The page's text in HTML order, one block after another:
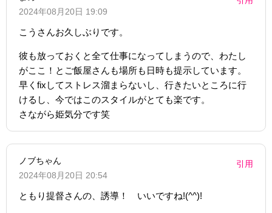
2024年08月20日 19:09
こうさんお久しぶりです。
彼も放っておくと全て仕事になってしまうので、わたし
がここ！とご飯屋さんも場所も日時も提示しています。
早くfixしてストレス溜まらないし、行きたいところに行
けるし、今ではこのスタイルがとても楽です。
さながら姫気分です笑
ノブちゃん
2024年08月20日 20:54
引用
ともり提督さんの、誘導！ いいですね!(^^)!